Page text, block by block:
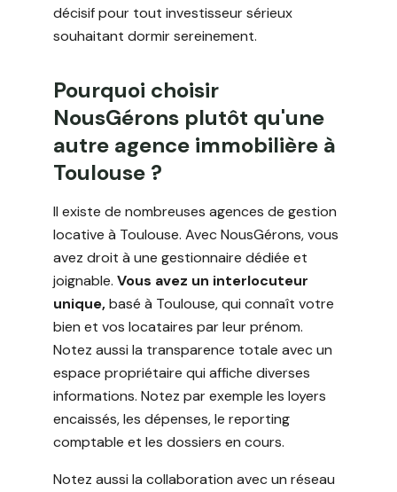
décisif pour tout investisseur sérieux
souhaitant dormir sereinement.
Pourquoi choisir
NousGérons plutôt qu'une
autre agence immobilière à
Toulouse ?
Il existe de nombreuses agences de gestion
locative à Toulouse. Avec NousGérons, vous
avez droit à une gestionnaire dédiée et
joignable. Vous avez un interlocuteur
unique,basé à Toulouse, qui connaît votre
bien et vos locataires par leur prénom.
Notez aussi la transparence totale avec un
espace propriétaire qui affiche diverses
informations. Notez par exemple les loyers
encaissés, les dépenses, le reporting
comptable et les dossiers en cours.
Notez aussi la collaboration avec un réseau